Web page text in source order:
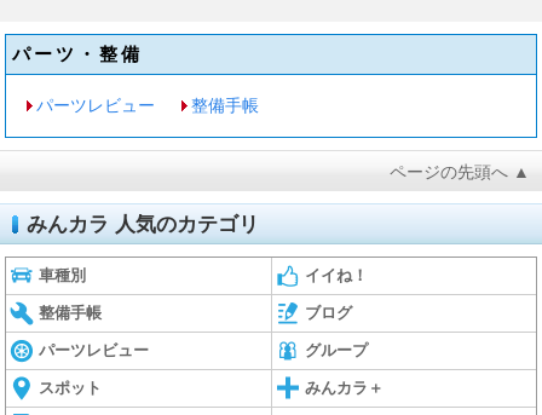
パーツ・整備
パーツレビュー 整備手帳
ページの先頭へ ▲
みんカラ 人気のカテゴリ
車種別 イイね！
整備手帳 ブログ
パーツレビュー グループ
スポット みんカラ＋